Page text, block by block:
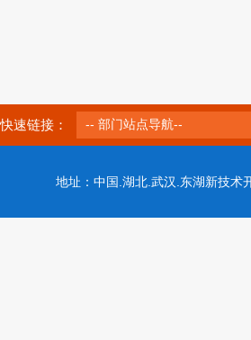
快速链接： -- 部门站点导航--
地址：中国.湖北.武汉.东湖新技